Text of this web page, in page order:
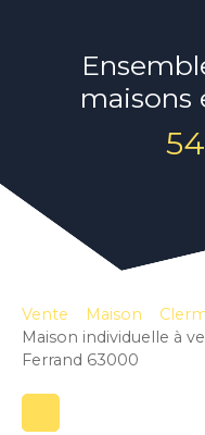
maisons
Vente Maison
Maison individuelle à
Ferrand 63000